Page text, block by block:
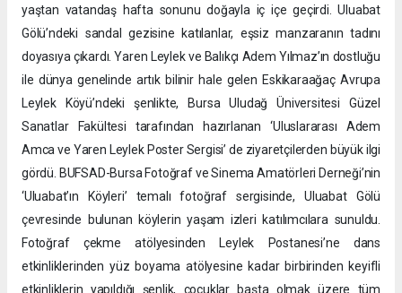
yaştan vatandaş hafta sonunu doğayla iç içe geçirdi. Uluabat
Gölü’ndeki sandal gezisine katılanlar, eşsiz manzaranın tadını
doyasıya çıkardı. Yaren Leylek ve Balıkçı Adem Yılmaz’ın dostluğu
ile dünya genelinde artık bilinir hale gelen Eskikaraağaç Avrupa
Leylek Köyü’ndeki şenlikte, Bursa Uludağ Üniversitesi Güzel
Sanatlar Fakültesi tarafından hazırlanan ‘Uluslararası Adem
Amca ve Yaren Leylek Poster Sergisi’ de ziyaretçilerden büyük ilgi
gördü. BUFSAD-Bursa Fotoğraf ve Sinema Amatörleri Derneği’nin
‘Uluabat’ın Köyleri’ temalı fotoğraf sergisinde, Uluabat Gölü
çevresinde bulunan köylerin yaşam izleri katılımcılara sunuldu.
Fotoğraf çekme atölyesinden Leylek Postanesi’ne dans
etkinliklerinden yüz boyama atölyesine kadar birbirinden keyifli
etkinliklerin yapıldığı şenlik, çocuklar başta olmak üzere tüm